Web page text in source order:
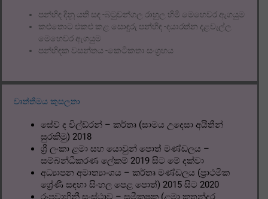
පන්හිඳ දිනූ යති සඳ -බටුවන්ගල රාහුල හිමි මෙහෙවර ඇගයුම
කළුතොට එකළු කළ සොඳුරු පන්හිඳ -දයාරත්න දළවැල්ල
මෙහෙවර ඇගයුම
පන්හිඳක වසන්තය -කෙටිකතා සංග්‍රහය
වෘත්තීමය කුසලතා
සේව් ද චිල්ඩ්රන් – කර්තෘ (සාමය උදෙසා අයිතීන්
සුරකිමු) 2018
ශ්‍රී ලංකා ළමා සහ යොවුන් පොත් මණ්ඩලය –
සම්බන්ධීකරණ ලේකම් 2019 සිට මේ දක්වා
අධ්‍යාපන අමාත්‍යාංශය – කර්තෘ මණ්ඩලය (ප්‍රාථමික
ශ්‍රේණි සඳහා සිංහල පෙළ පොත්) 2015 සිට 2020
රූපවාහිනී සංස්ථාව – සමීක‍ෂක (ළමා කතන්දර